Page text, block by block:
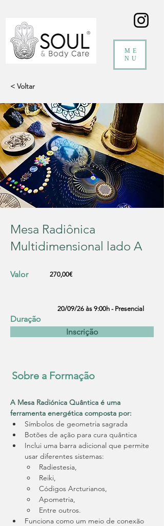
ME
NU
< Voltar
Mesa Radiônica
Multidimensional lado A
20/09/26 às 9:00h - Presencial
Inscrição
Sobre a Formação
A Mesa Radiónica Quântica é uma
ferramenta energética composta por:
Símbolos de geometria sagrada
Botões de ação para cura quântica
Inclui uma barra adicional que permite
usar diferentes sistemas:
Radiestesia,
Reiki,
Códigos Arcturianos,
Apometria,
Entre outros.
Funciona como um meio de conexão
270,00€
Valor
Duração